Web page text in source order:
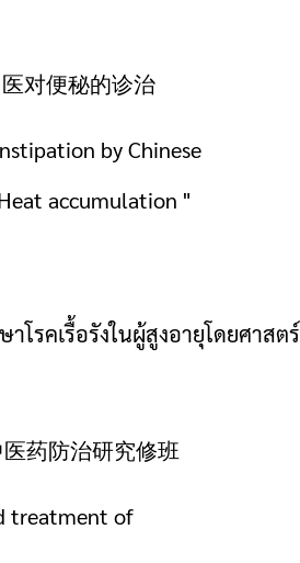
对便秘的诊治
by Chinese
accumulation "
โรคเรื้อรังในผู้สูงอายุโดยศาสตร์
药防治研究修班
treatment of